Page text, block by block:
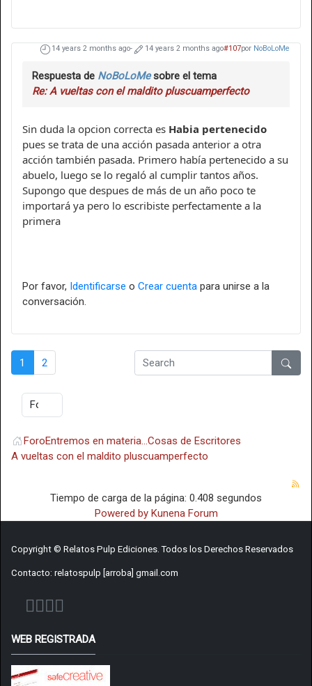
14 years 2 months ago- 14 years 2 months ago#107por NoBoLoMe
Respuesta de NoBoLoMesobre el tema
Re: A vueltas con el maldito pluscuamperfecto
Sin duda la opcion correcta es Habia pertenecido
pues se trata de una acción pasada anterior a otra
acción también pasada. Primero había pertenecido a su
abuelo, luego se lo regaló al cumplir tantos años.
Supongo que despues de más de un año poco te
importará ya pero lo escribiste perfectamente a la
primera
Por favor, Identificarse o Crear cuenta para unirse a la
conversación.
1 2
ForoEntremos en materia... Cosas de Escritores
A vueltas con el maldito pluscuamperfecto
Tiempo de carga de la página: 0.408 segundos
Powered by Kunena Forum
Copyright © Relatos Pulp Ediciones. Todos los Derechos Reservados
Contacto: relatospulp [arroba] gmail.com
WEB REGISTRADA